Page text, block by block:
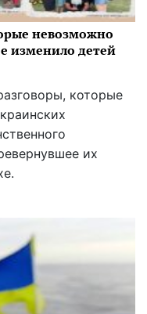
невозможно
изменило детей
которые
их